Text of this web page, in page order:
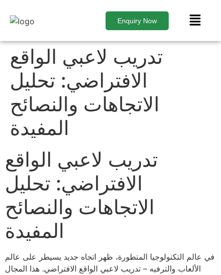
Enquiry Now
تدريب لاعبي الواقع
الافتراضي: تحليل
الاتجاهات والنصائح
المفيدة
تدريب لاعبي الواقع
الافتراضي: تحليل
الاتجاهات والنصائح
المفيدة
في عالم التكنولوجيا المتطورة، ظهر اتجاه جديد يسيطر على عالم
الألعاب والترفيه – تدريب لاعبي الواقع الافتراضي. هذا المجال